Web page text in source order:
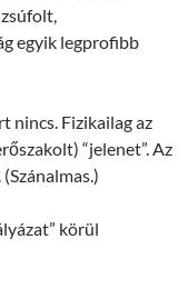
egyik legprofibb
nincs. Fizikailag az
“jelenet”. Az
körül